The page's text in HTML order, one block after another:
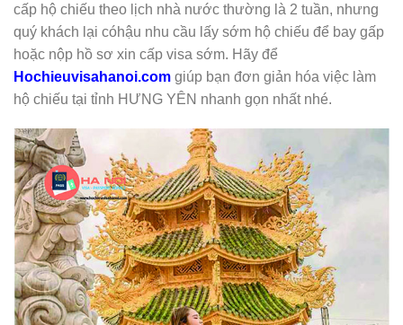
cấp hộ chiếu theo lịch nhà nước thường là 2 tuần, nhưng
quý khách lại cóhậu nhu cầu lấy sớm hộ chiếu để bay gấp
hoặc nộp hồ sơ xin cấp visa sớm. Hãy để
Hochieuvisahanoi.com giúp bạn đơn giản hóa việc làm
hộ chiếu tại tỉnh HƯNG YÊN nhanh gọn nhất nhé.